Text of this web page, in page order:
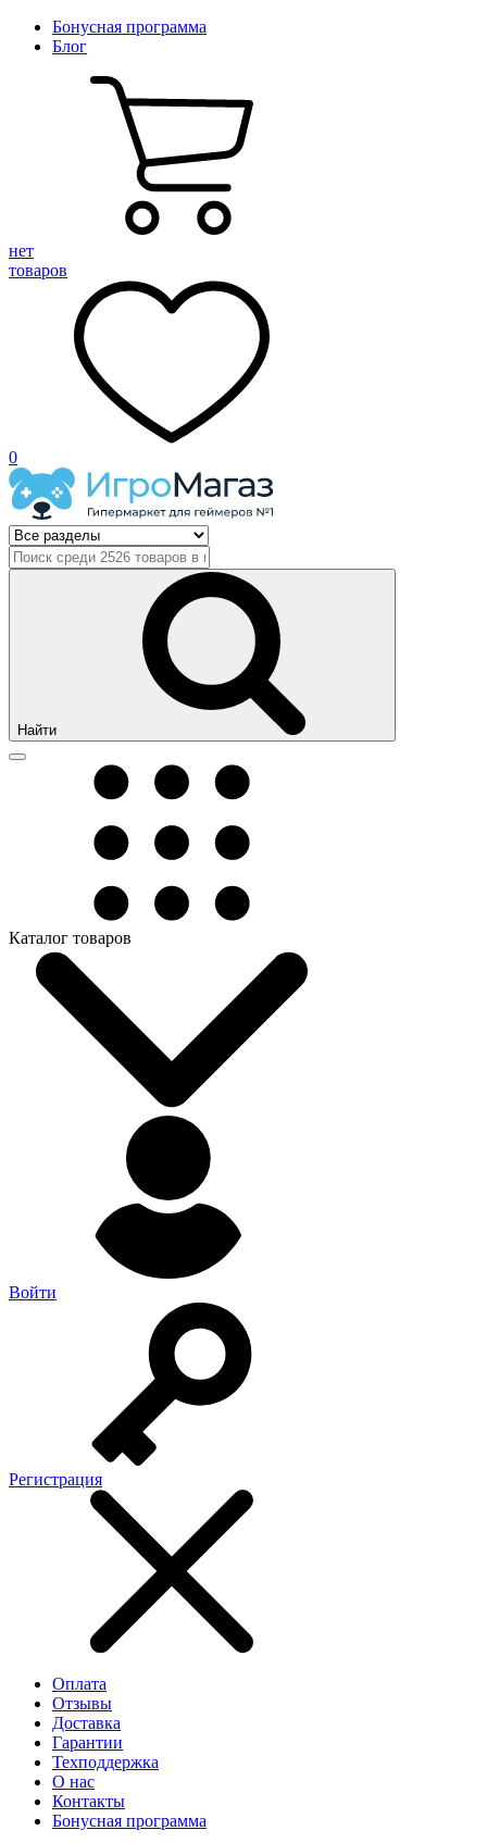
Бонусная программа
Блог
нет
товаров
0
Найти
Каталог товаров
Войти
Регистрация
Оплата
Отзывы
Доставка
Гарантии
Техподдержка
О нас
Контакты
Бонусная программа